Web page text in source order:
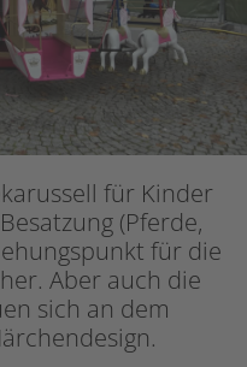
für Kinder
(Pferde,
für die
Aber auch die
sich an dem